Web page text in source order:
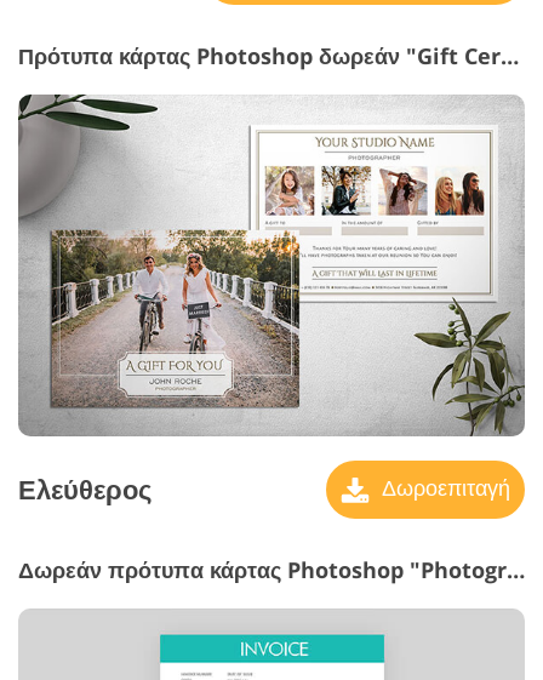
Πρότυπα κάρτας Photoshop δωρεάν "Gift Certificate"
Ελεύθερος Δωροεπιταγή
Δωρεάν πρότυπα κάρτας Photoshop "Photography Invoice Templates"